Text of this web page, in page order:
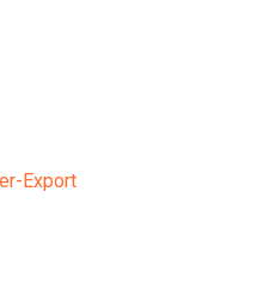
Export